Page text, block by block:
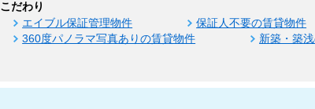
こだわり
エイブル保証管理物件 保証人不要の賃貸物件
360度パノラマ写真ありの賃貸物件
新築・築